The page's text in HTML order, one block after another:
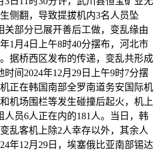
侧翻，导致提拔机内3名人员坠
关部分已展开善后工做，变乱缘由
1月4日上午8时40分摆布，河北市
据桥西区发布的传递，变乱共形成
间2024年12月29日上午9时7分摆
正在韩国南部全罗南道务安国际机
机场围栏等发生碰撞后起火，机上
人员6人正在内的181人。当日，韩
乱客机上除2人幸存以外，其余人
年12月29日，埃塞俄比亚南部锡达